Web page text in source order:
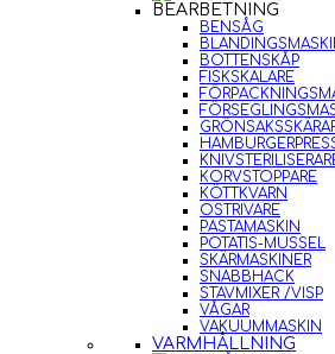
BEARBETNING
BENSÅG
BOTTENSKÅP
FISKSKALARE
KORVSTOPPARE
KÖTTKVARN
OSTRIVARE
PASTAMASKIN
POTATIS-MUSSEL
SKÄRMASKINER
SNABBHACK
STAVMIXER /VISP
VÅGAR
VAKUUMMASKIN
VARMHÅLLNING